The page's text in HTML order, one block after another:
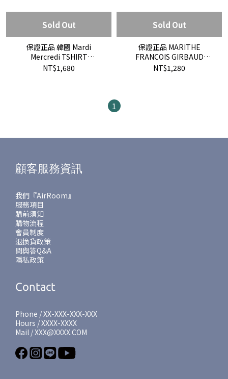
Sold Out
保證正品 韓國 Mardi
Mercredi TSHIRT
FLOWERMARDI 短T 小雛菊
NT$1,680
Sold Out
保證正品 MARITHE
FRANCOIS GIRBAUD
SMALL CLASSIC LOGO 高允
NT$1,280
1
顧客服務資訊
我們『AirRoom』
服務項目
購前須知
購物流程
會員制度
退換貨政策
問與答Q&A
隱私政策
Contact
Phone / XX-XXX-XXX-XXX
Hours / XXXX-XXXX
Mail / XXX@XXXX.COM